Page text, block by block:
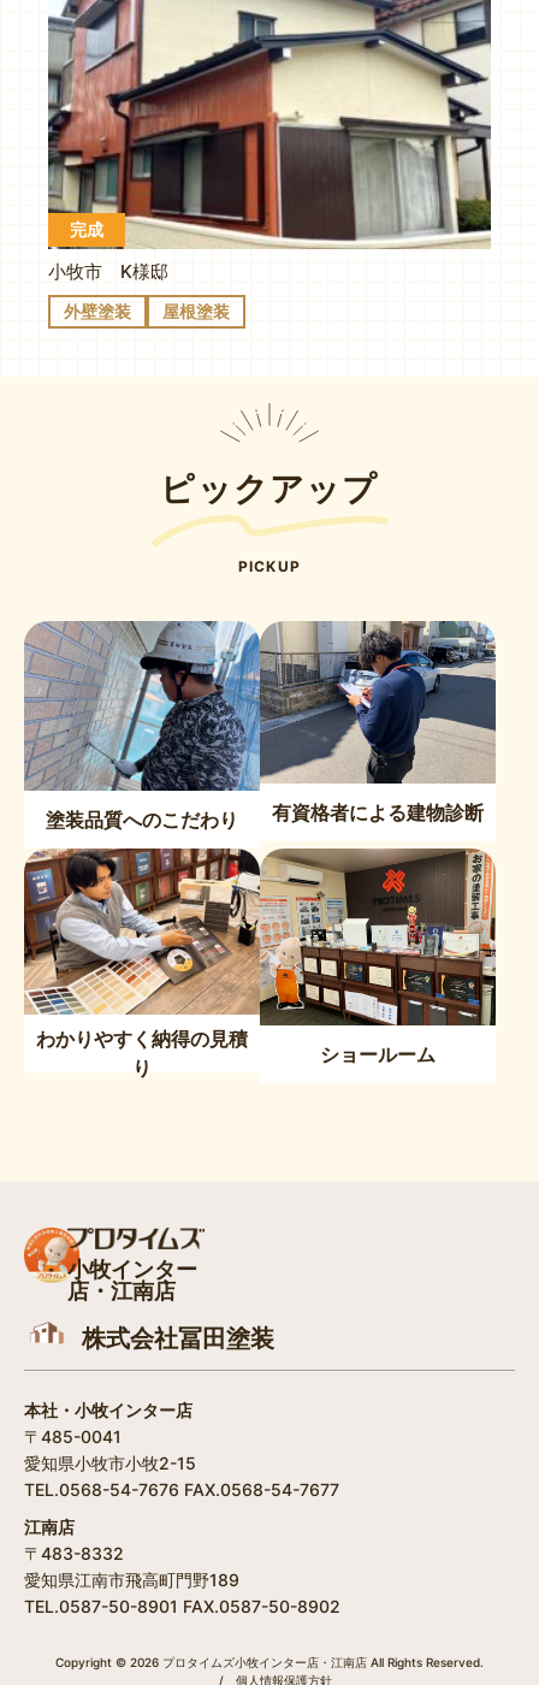
完成
小牧市 K様邸
外壁塗装 屋根塗装
ピックアップ
PICKUP
塗装品質へのこだわり 有資格者による建物診断
わかりやすく納得の見積
り
ショールーム
小牧インター
店・江南店
株式会社冨田塗装
本社・小牧インター店
〒485-0041
愛知県小牧市小牧2-15
TEL.0568-54-7676 FAX.0568-54-7677
江南店
〒483-8332
愛知県江南市飛高町門野189
TEL.0587-50-8901 FAX.0587-50-8902
Copyright © 2026 プロタイムズ小牧インター店・江南店 All Rights Reserved.
/
個人情報保護方針